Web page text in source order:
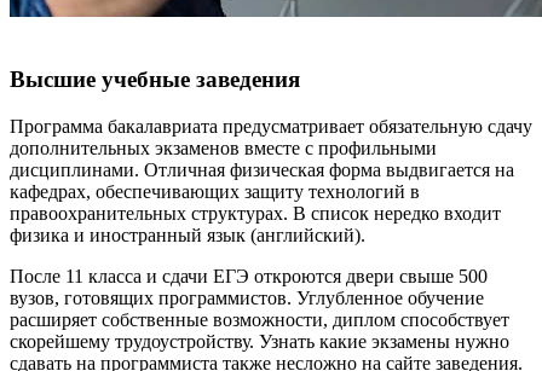
Высшие учебные заведения
Программа бакалавриата предусматривает обязательную сдачу
дополнительных экзаменов вместе с профильными
дисциплинами. Отличная физическая форма выдвигается на
кафедрах, обеспечивающих защиту технологий в
правоохранительных структурах. В список нередко входит
физика и иностранный язык (английский).
После 11 класса и сдачи ЕГЭ откроются двери свыше 500
вузов, готовящих программистов. Углубленное обучение
расширяет собственные возможности, диплом способствует
скорейшему трудоустройству. Узнать какие экзамены нужно
сдавать на программиста также несложно на сайте заведения.